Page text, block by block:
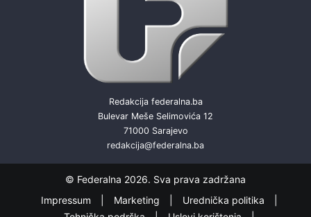
Redakcija federalna.ba
Bulevar Meše Selimovića 12
71000 Sarajevo
redakcija@federalna.ba
© Federalna 2026. Sva prava zadržana
Impressum
Marketing
Urednička politika